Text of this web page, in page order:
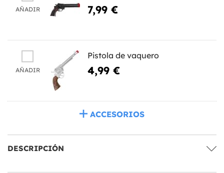
AÑADIR 7,99 €
AÑADIR
Pistola de vaquero
4,99 €
ACCESORIOS
DESCRIPCIÓN